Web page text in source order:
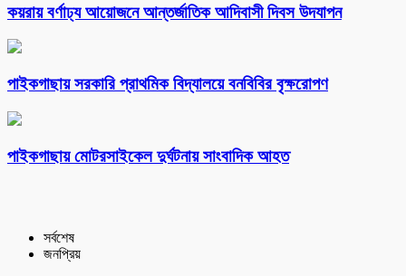
কয়রায় বর্ণাঢ্য আয়োজনে আন্তর্জাতিক আদিবাসী দিবস উদযাপন
পাইকগাছায় সরকারি প্রাথমিক বিদ্যালয়ে বনবিবির বৃক্ষরোপণ
পাইকগাছায় মোটরসাইকেল দুর্ঘটনায় সাংবাদিক আহত
সর্বশেষ
জনপ্রিয়